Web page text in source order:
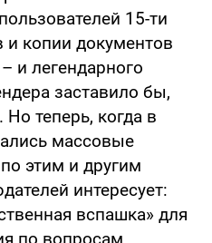
15-ти
и копии документов
и легендарного
заставило бы,
теперь, когда в
массовые
этим и другим
интересует:
вспашка» для
по вопросам